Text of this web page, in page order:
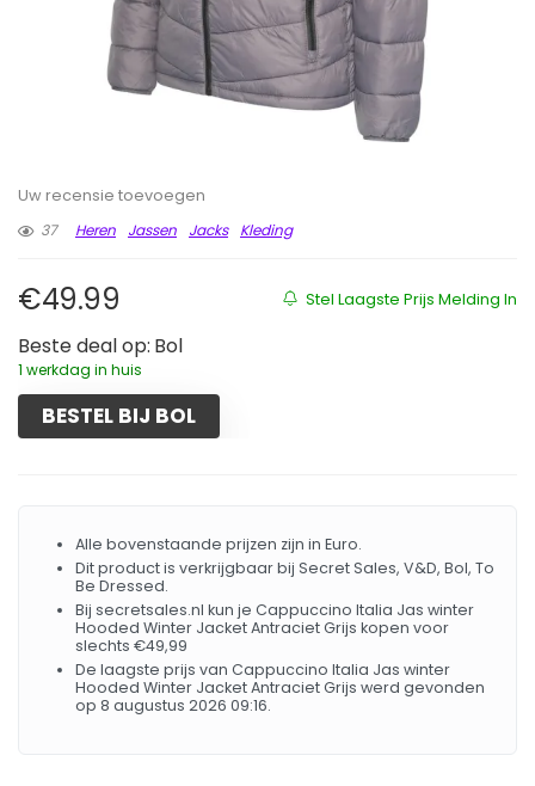
Uw recensie toevoegen
37
Heren Jassen Jacks Kleding
Stel Laagste Prijs Melding In
€49.99
Beste deal op: Bol
1 werkdag in huis
BESTEL BIJ BOL
Alle bovenstaande prijzen zijn in Euro.
Dit product is verkrijgbaar bij Secret Sales, V&D, Bol, To
Be Dressed.
Bij secretsales.nl kun je Cappuccino Italia Jas winter
Hooded Winter Jacket Antraciet Grijs kopen voor
slechts €49,99
De laagste prijs van Cappuccino Italia Jas winter
Hooded Winter Jacket Antraciet Grijs werd gevonden
op 8 augustus 2026 09:16.